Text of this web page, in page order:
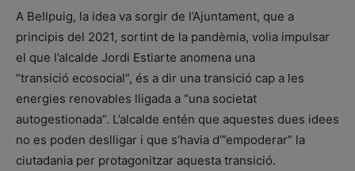
A Bellpuig, la idea va sorgir de l’Ajuntament, que a
principis del 2021, sortint de la pandèmia, volia impulsar
el que l’alcalde Jordi Estiarte anomena una
“transició ecosocial”, és a dir una transició cap a les
energies renovables lligada a “una societat
autogestionada”. L’alcalde entén que aquestes dues idees
no es poden deslligar i que s’havia d’”empoderar” la
ciutadania per protagonitzar aquesta transició.